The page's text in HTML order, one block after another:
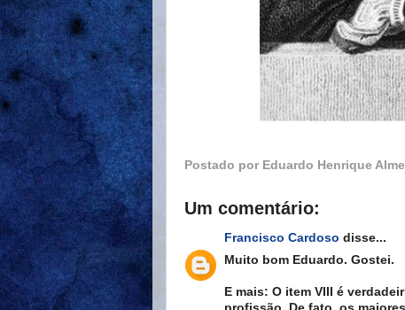
Postado por Eduardo Henrique
Um comentário:
Francisco Cardoso disse...
Muito bom Eduardo. Gostei.
E mais: O item VIII é